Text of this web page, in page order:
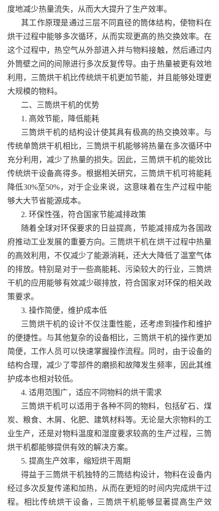
度地减少热量流失，从而大大提升了生产效率。
其工作原理是通过三层不同直径的筒体结构，使物料在
烘干过程中能够多次循环，从而实现更高的热交换效率。在
这个过程中，热空气从外部进入并与物料接触，然后通过内
外筒壁之间的间隙进行多次反复传导。由于热量被更有效地
利用，三筒烘干机比传统烘干机更加节能，并且能够处理更
大规模的物料。
二、三筒烘干机的优势
1. 高效节能，降低能耗
三筒烘干机的结构设计使其具有极高的热交换效率。与
传统单筒烘干机相比，三筒烘干机能够将热量在多次循环中
充分利用，减少了热量的损失。因此，三筒烘干机的能效比
传统烘干设备高得多。根据相关研究，三筒烘干机可将能耗
降低30%至50%，对于企业来说，这意味着在生产过程中能
够大大节省能源成本。
2. 环保性强，符合国家节能减排政策
随着全球对环保要求的日益提高，节能减排成为各国政
府推动工业发展的重要方向。三筒烘干机在烘干过程中热量
的高效利用，不仅减少了能源消耗，还大大降低了温室气体
的排放。特别是对于一些高能耗、污染较大的行业，三筒烘
干机的应用能够有效减少碳排放，符合国家对环保的相关政
策要求。
3. 操作简便，维护成本低
三筒烘干机的设计不仅注重性能，还考虑到操作和维护
的便捷性。与其他复杂的设备相比，三筒烘干机的操作更加
简便，工作人员可以快速掌握操作流程。同时，由于设备的
结构合理，减少了零部件的磨损和故障发生频率，因此其维
护成本也相对较低。
4. 适用范围广，适应不同物料的烘干需求
三筒烘干机可以适用于各种不同的物料，包括矿石、煤
炭、粮食、木屑、化肥、建筑材料等。无论是大宗物料的工
业生产，还是对物料温度和湿度要求较高的生产过程，三筒
烘干机都能够提供有效的解决方案。
5. 提高生产效率，缩短烘干周期
得益于三筒烘干机独特的三筒结构设计，物料在设备内
经过多次反复传递和加热，从而在更短的时间内完成烘干过
程。相比传统烘干设备，三筒烘干机能够显著提高生产效